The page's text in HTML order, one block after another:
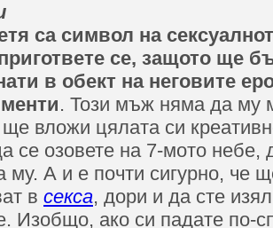
са символ на
се, защото ще
в обект на неговите
. Този мъж няма да му
вложи цялата си
се озовете на 7-мото небе,
му. А и е почти сигурно, че
в секса, дори и да сте
Изобщо, ако си падате по-